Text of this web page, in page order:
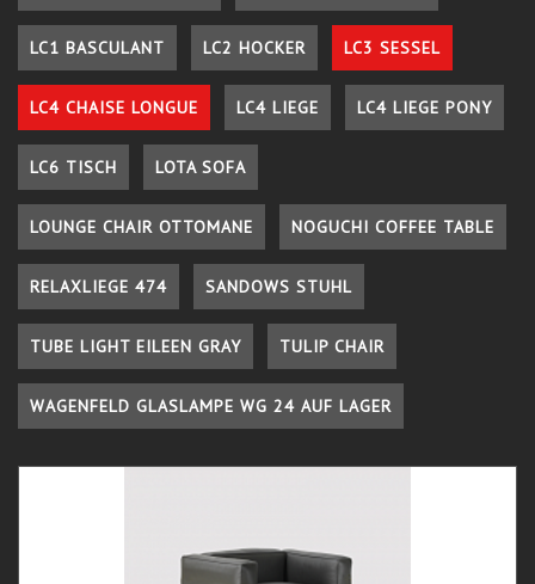
LC1 BASCULANT LC2 HOCKER LC3 SESSEL
LC4 CHAISE LONGUE LC4 LIEGE LC4 LIEGE PONY
LC6 TISCH LOTA SOFA
LOUNGE CHAIR OTTOMANE NOGUCHI COFFEE TABLE
RELAXLIEGE 474 SANDOWS STUHL
TUBE LIGHT EILEEN GRAY TULIP CHAIR
WAGENFELD GLASLAMPE WG 24 AUF LAGER